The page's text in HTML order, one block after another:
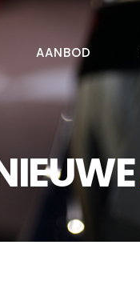
AANBOD